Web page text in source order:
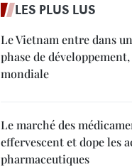
LES PLUS LUS
Le Vietnam entre dans
phase de
mondiale
Le marché des
effervescent et dope les
pharmaceutiques